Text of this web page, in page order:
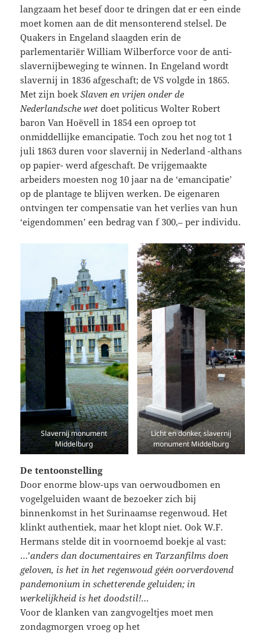
langzaam het besef door te dringen dat er een einde
moet komen aan de dit mensonterend stelsel. De
Quakers in Engeland slaagden erin de
parlementariër William Wilberforce voor de anti-
slavernijbeweging te winnen. In Engeland wordt
slavernij in 1836 afgeschaft; de VS volgde in 1865.
Met zijn boekSlaven en vrijen onder de
Nederlandsche wet doet politicus Wolter Robert
baron Van Hoëvell in 1854 een oproep tot
onmiddellijke emancipatie. Toch zou het nog tot 1
juli 1863 duren voor slavernij in Nederland -althans
op papier- werd afgeschaft. De vrijgemaakte
arbeiders moesten nog 10 jaar na de ‘emancipatie’
op de plantage te blijven werken. De eigenaren
ontvingen ter compensatie van het verlies van hun
‘eigendommen’ een bedrag van f 300,– per individu.
Slavernij monument
Middelburg
Licht en donker, slavernij
monument Middelburg
De tentoonstelling
Door enorme blow-ups van oerwoudbomen en
vogelgeluiden waant de bezoeker zich bij
binnenkomst in het Surinaamse regenwoud. Het
klinkt authentiek, maar het klopt niet. Ook W.F.
Hermans stelde dit in voornoemd boekje al vast:
…’anders dan documentaires en Tarzanfilms doen
geloven, is het in het regenwoud géén oorverdovend
pandemonium in schetterende geluiden; in
werkelijkheid is het doodstil!…
Voor de klanken van zangvogeltjes moet men
zondagmorgen vroeg op het